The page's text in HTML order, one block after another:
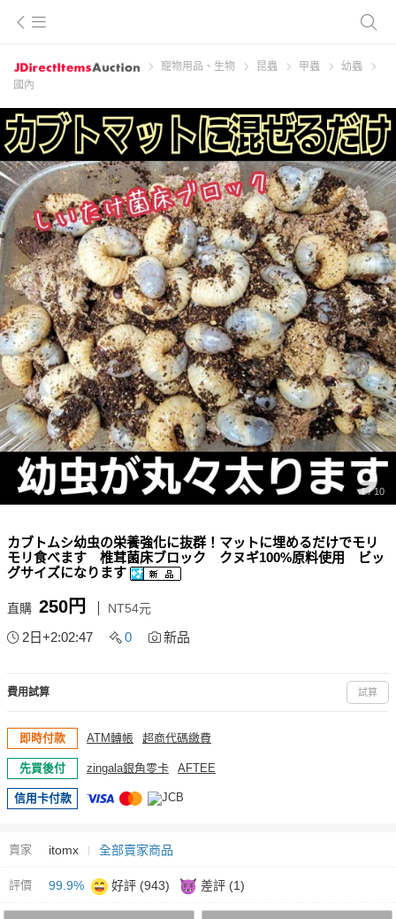
寵物用品、生物 昆蟲 甲蟲
幼蟲
國內
1 / 10
カブトムシ幼虫の栄養強化に抜群！マットに埋めるだけでモリ
モリ食べます 椎茸菌床ブロック クヌギ100%原料使用 ビッ
グサイズになります
直購 250円 NT54元
2日+2:02:45 0 新品
費用試算 試算
即時付款 ATM轉帳 超商代碼繳費
先買後付 zingala銀角零卡 AFTEE
信用卡付款
賣家 itomx 全部賣家商品
評價 99.9% 好評 (943) 差評 (1)